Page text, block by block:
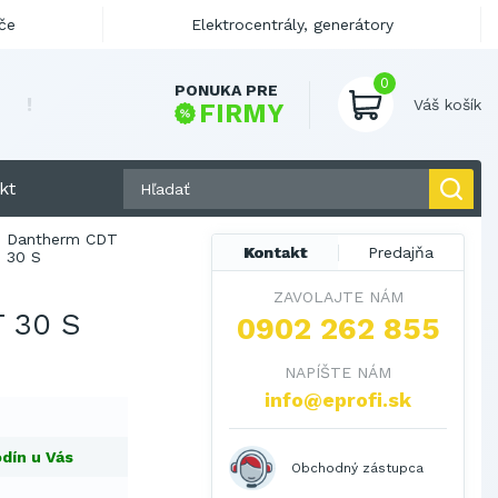
PONUKA PRE
FIRMY
0
Váš košík
Dantherm CDT
30 S
30 S
u Vás
Kontakt Predajňa
ZAVOLAJTE NÁM
0902 262 855
NAPÍŠTE NÁM
info@eprofi.sk
Obchodný zástupca
Elektrocentrály, generátory